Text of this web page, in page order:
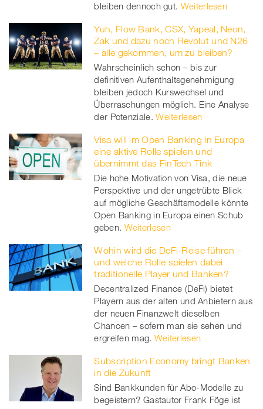
bleiben dennoch gut. Weiterlesen
Yuh, Flow Bank, CSX, Yapeal, Neon,
Zak und dazu noch Revolut und N26
– alle gekommen, um zu bleiben?
Wahrscheinlich schon – bis zur
definitiven Aufenthaltsgenehmigung
bleiben jedoch Kurswechsel und
Überraschungen möglich. Eine Analyse
der Potenziale. Weiterlesen
Visa will im Open Banking in Europa
eine aktive Rolle spielen und
übernimmt das FinTech Tink
Die hohe Motivation von Visa, die neue
Perspektive und der ungetrübte Blick
auf mögliche Geschäftsmodelle könnte
Open Banking in Europa einen Schub
geben. Weiterlesen
Wohin wird die DeFi-Reise führen –
und welche Rolle spielen dabei
traditionelle Player und Banken?
Decentralized Finance (DeFi) bietet
Playern aus der alten und Anbietern aus
der neuen Finanzwelt dieselben
Chancen – sofern man sie sehen und
ergreifen mag. Weiterlesen
Subscription Economy bringt Banken
in die Zukunft
Sind Bankkunden für Abo-Modelle zu
begeistern? Gastautor Frank Föge ist